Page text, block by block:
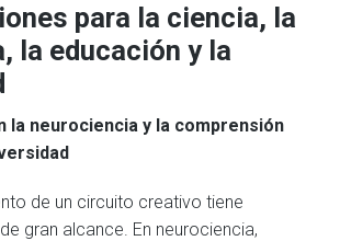
para la ciencia, la
la educación y la
la neurociencia y la comprensión
de un circuito creativo tiene
gran alcance. En neurociencia,